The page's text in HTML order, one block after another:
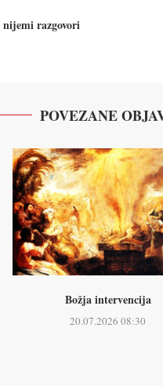
razgovori
POVEZANE
Božja intervencija
20.07.2026 08:30